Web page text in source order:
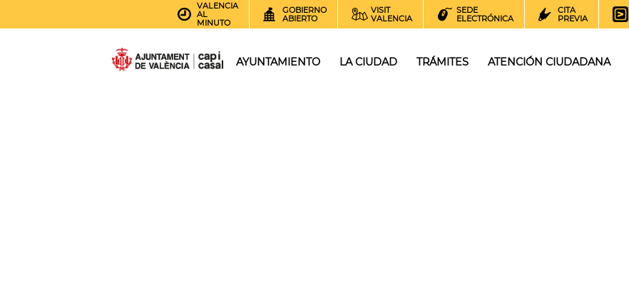
VALENCIA
AL
MINUTO
GOBIERNO
ABIERTO
VISIT
VALENCIA
SEDE
ELECTRÓNICA
CITA
PREVIA
AYUNTAMIENTO LA CIUDAD TRÁMITES ATENCIÓN CIUDADANA